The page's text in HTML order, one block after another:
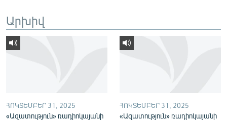
ՓՈԴՔԱՍԹ
Հայերեն
ՀԵՏԵՎԵՔ ՄԵԶ
Արխիվ
ՀՈԿՏԵՄԲԵՐ 31, 2025
«Ազատություն» ռադիոկայանի
ՀՈԿՏԵՄԲԵՐ 31, 2025
«Ազատություն» ռադիոկայանի